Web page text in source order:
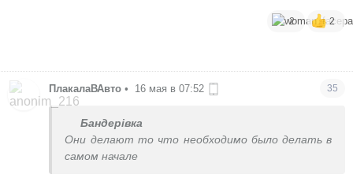
2 2
ПлакалаВАвто • 16 мая в 07:52 35
Бандерівка
Они делают то что необходимо было делать в
самом начале